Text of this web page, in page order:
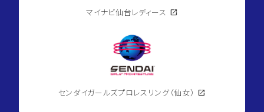
マイナビ仙台レディース open_in_new
センダイガールズプロレスリング（仙女） open_in_new